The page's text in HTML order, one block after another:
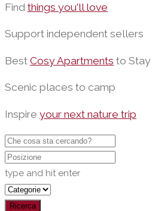
Find things you'll love
Support independent sellers
Best Cosy Apartments to Stay
Scenic places to camp
Inspire your next nature trip
type and hit enter
Ricerca